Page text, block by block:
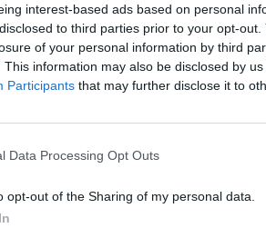
interest-based ads based on personal
to third parties prior to your opt-
of your personal information by third
This information may also be disclosed by
Participants that may further disclose it to
Data Processing Opt Outs
opt-out of the Sharing of my personal data.
Στρατηγικό Ηγέτη
στη Στρατηγική
όπως η άσκηση πίεσης στο θύμα να
εμπιστευτικό. Αν προστεθεί σε αυτό
στο μάτι του διευθύνοντος συμβούλου;
το πόσο εξελιγμένη είναι η GenAI που
προηγμένα εργαλεία)
υπερβολικά ομοιόμορφος